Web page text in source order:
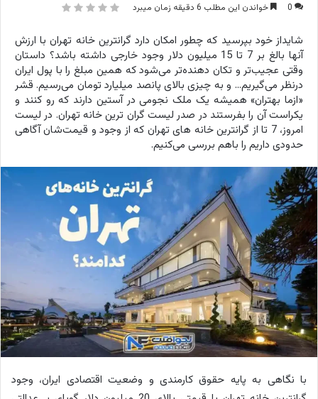
0
خواندن این مطلب 6 دقیقه زمان میبرد
شایداز خود بپرسید که چطور امکان دارد گرانترین خانه تهران با ارزش
آنها بالغ بر 7 تا 15 میلیون دلار وجود خارجی داشته باشد؟ داستان
وقتی عجیب‌تر و تکان دهنده‌تر می‌شود که همین مبلغ را با پول ایران
درنظر می‌گیریم... و به چیزی بالای پانصد میلیارد تومان می‌رسیم. قشر
«ازما بهتران» همیشه یک ملک نجومی در آستین دارند که رو کنند و
یکراست آن را بفرستند در صدر لیست گران ترین خانه تهران. در لیست
امروز، 7 تا از گرانترین خانه های تهران که از وجود و قیمت‌شان آگاهی
حدودی داریم را باهم بررسی می‌کنیم.
با نگاهی به پایه حقوق کارمندی و وضعیت اقتصادی ایران، وجود